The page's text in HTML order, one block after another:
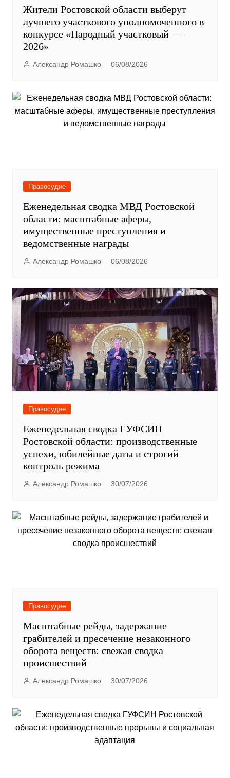
Жители Ростовской области выберут
лучшего участкового уполномоченного в
конкурсе «Народный участковый —
2026»
Александр Ромашко 06/08/2026
Правосудие
Еженедельная сводка МВД Ростовской
области: масштабные аферы,
имущественные преступления и
ведомственные награды
Александр Ромашко 06/08/2026
Правосудие
Еженедельная сводка ГУФСИН
Ростовской области: производственные
успехи, юбилейные даты и строгий
контроль режима
Александр Ромашко 30/07/2026
Правосудие
Масштабные рейды, задержание
грабителей и пресечение незаконного
оборота веществ: свежая сводка
происшествий
Александр Ромашко 30/07/2026